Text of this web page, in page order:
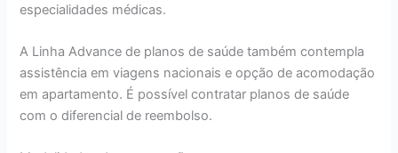
especialidades médicas.
A Linha Advance de planos de saúde também contempla
assistência em viagens nacionais e opção de acomodação
em apartamento. É possível contratar planos de saúde
com o diferencial de reembolso.